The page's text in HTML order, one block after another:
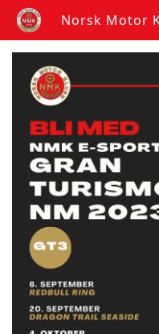
Norsk Motor